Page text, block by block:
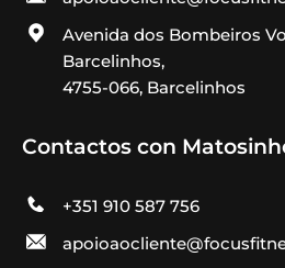
Avenida dos Bombeiros
Barcelinhos,
4755-066, Barcelinhos
Contactos con
+351 910 587 756